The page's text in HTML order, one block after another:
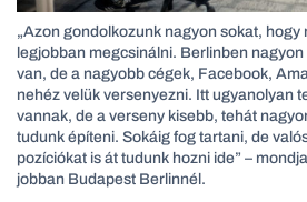
„Azon gondolkozunk nagyon sokat, hogy
legjobban megcsinálni. Berlinben
van, de a nagyobb cégek, Facebook,
nehéz velük versenyezni. Itt ugyanolyan
vannak, de a verseny kisebb, tehát
tudunk építeni. Sokáig fog tartani, de
pozíciókat is át tudunk hozni ide” –
jobban Budapest Berlinnél.